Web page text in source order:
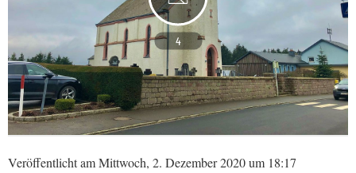
4
Veröffentlicht am Mittwoch, 2. Dezember 2020 um 18:17